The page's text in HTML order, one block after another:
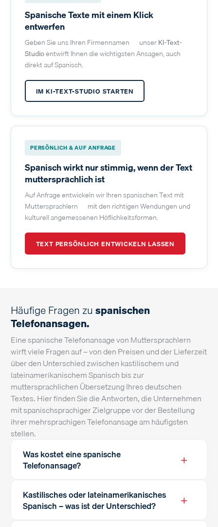
Spanische Texte mit einem Klick
entwerfen
Geben Sie uns Ihren Firmennamen — unserKI-Text-
Studioentwirft Ihnen die wichtigsten Ansagen, auch
direkt auf Spanisch.
IM KI-TEXT-STUDIO STARTEN
PERSÖNLICH & AUF ANFRAGE
Spanisch wirkt nur stimmig, wenn der Text
muttersprachlich ist
Auf Anfrage entwickeln wir Ihren spanischen Text mit
Muttersprachlern — mit den richtigen Wendungen und
kulturell angemessenen Höflichkeitsformen.
TEXT PERSÖNLICH ENTWICKELN LASSEN
Häufige Fragen zuspanischen
Telefonansagen.
Eine spanische Telefonansage von Muttersprachlern
wirft viele Fragen auf – von den Preisen und der Lieferzeit
über den Unterschied zwischen kastilischem und
lateinamerikanischem Spanisch bis zur
muttersprachlichen Übersetzung Ihres deutschen
Textes. Hier finden Sie die Antworten, die Unternehmen
mit spanischsprachiger Zielgruppe vor der Bestellung
ihrer mehrsprachigen Telefonansage am häufigsten
stellen.
Was kostet eine spanische
Telefonansage?
+
Kastilisches oder lateinamerikanisches
Spanisch – was ist der Unterschied?
+